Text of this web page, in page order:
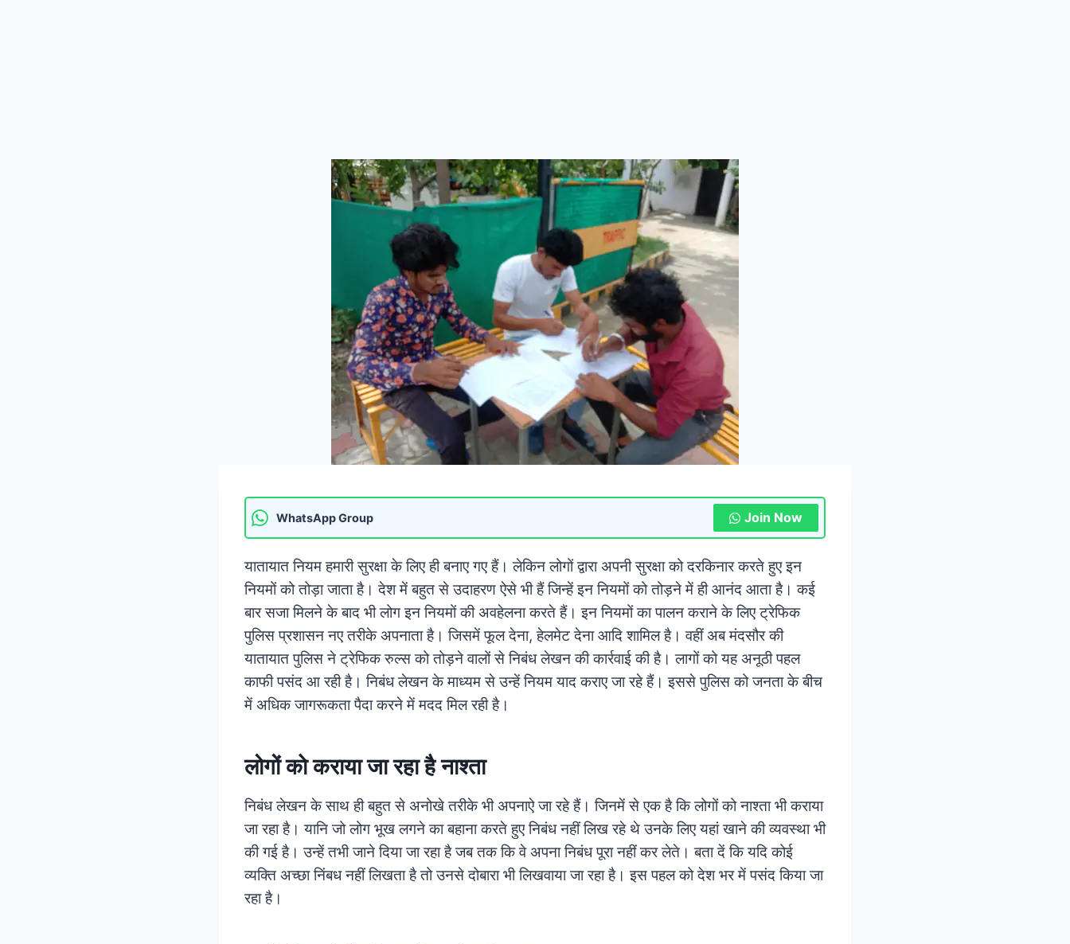
WhatsApp Group Join Now
यातायात नियम हमारी सुरक्षा के लिए ही बनाए गए हैं। लेकिन लोगों द्वारा अपनी सुरक्षा को दरकिनार करते हुए इन
नियमों को तोड़ा जाता है। देश में बहुत से उदाहरण ऐसे भी हैं जिन्हें इन नियमों को तोड़ने में ही आनंद आता है। कई
बार सजा मिलने के बाद भी लोग इन नियमों की अवहेलना करते हैं। इन नियमों का पालन कराने के लिए ट्रेफिक
पुलिस प्रशासन नए तरीके अपनाता है। जिसमें फूल देना, हेलमेट देना आदि शामिल है। वहीं अब मंदसौर की
यातायात पुलिस ने ट्रेफिक रुल्स को तोड़ने वालों से निबंध लेखन की कार्रवाई की है। लागों को यह अनूठी पहल
काफी पसंद आ रही है। निबंध लेखन के माध्यम से उन्हें नियम याद कराए जा रहे हैं। इससे पुलिस को जनता के बीच
में अधिक जागरूकता पैदा करने में मदद मिल रही है।
लोगों काे कराया जा रहा है नाश्ता
निबंध लेखन के साथ ही बहुत से अनोखे तरीके भी अपनाऐ जा रहे हैं। जिनमें से एक है कि लोगों को नाश्ता भी कराया
जा रहा है। यानि जो लोग भूख लगने का बहाना करते हुए निबंध नहीं लिख रहे थे उनके लिए यहां खाने की व्यवस्था भी
की गई है। उन्हें तभी जाने दिया जा रहा है जब तक कि वे अपना निबंध पूरा नहीं कर लेते। बता दें कि यदि कोई
व्यक्ति अच्छा निंबध नहीं लिखता है तो उनसे दोबारा भी लिखवाया जा रहा है। इस पहल को देश भर में पसंद किया जा
रहा है।